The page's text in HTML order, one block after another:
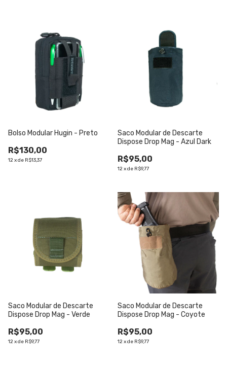
Bolso Modular Hugin - Preto
R$130,00
12xde R$13,37
Saco Modular de Descarte
Dispose Drop Mag - Azul Dark
R$95,00
12xde R$9,77
Saco Modular de Descarte
Dispose Drop Mag - Verde
R$95,00
12xde R$9,77
Saco Modular de Descarte
Dispose Drop Mag - Coyote
R$95,00
12xde R$9,77